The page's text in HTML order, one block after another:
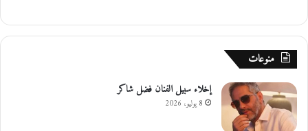
منوعات
إخلاء سبيل الفنان فضل شاكر
8 يوليو، 2026